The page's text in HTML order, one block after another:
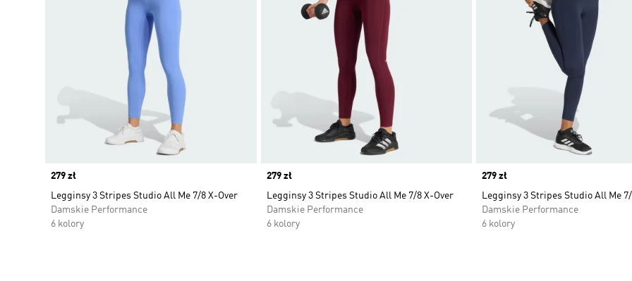
Price
279 zł
Legginsy 3 Stripes Studio All Me 7/8 X-Over
Damskie Performance
6 kolory
Price
279 zł
Legginsy 3 Stripes Studio All Me 7/8 X-Over
Damskie Performance
6 kolory
Price
279 zł
Legginsy 3 Stripes Studio All Me
Damskie Performance
6 kolory